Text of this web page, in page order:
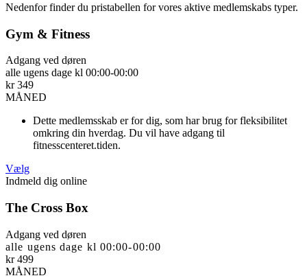
Nedenfor finder du pristabellen for vores aktive medlemskabs typer.
Gym & Fitness
Adgang ved døren
alle ugens dage kl 00:00-00:00
kr 349
MÅNED
Dette medlemsskab er for dig, som har brug for fleksibilitet
omkring din hverdag. Du vil have adgang til
fitnesscenteret.tiden.
Vælg
Indmeld dig online
The Cross Box
Adgang ved døren
alle ugens dage kl 00:00-00:00
kr 499
MÅNED